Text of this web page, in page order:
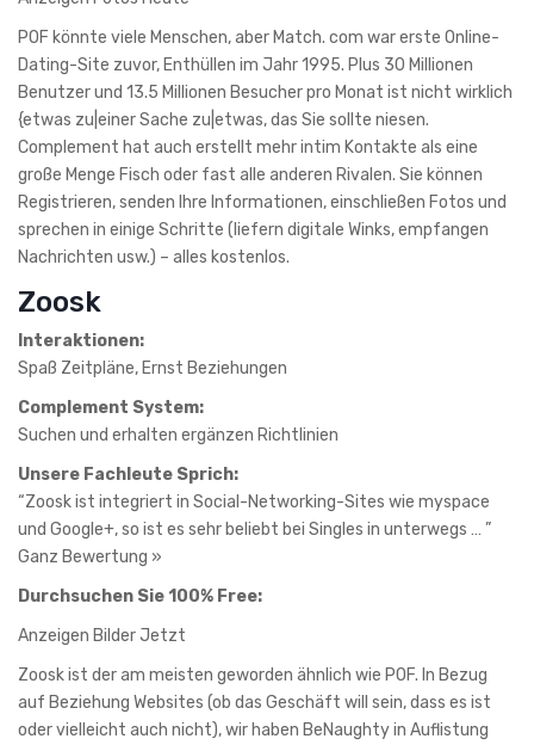
POF könnte viele Menschen, aber Match. com war erste Online-
Dating-Site zuvor, Enthüllen im Jahr 1995. Plus 30 Millionen
Benutzer und 13.5 Millionen Besucher pro Monat ist nicht wirklich
{etwas zu|einer Sache zu|etwas, das Sie sollte niesen.
Complement hat auch erstellt mehr intim Kontakte als eine
große Menge Fisch oder fast alle anderen Rivalen. Sie können
Registrieren, senden Ihre Informationen, einschließen Fotos und
sprechen in einige Schritte (liefern digitale Winks, empfangen
Nachrichten usw.) – alles kostenlos.
Zoosk
Interaktionen:
Spaß Zeitpläne, Ernst Beziehungen
Complement System:
Suchen und erhalten ergänzen Richtlinien
Unsere Fachleute Sprich:
“Zoosk ist integriert in Social-Networking-Sites wie myspace
und Google+, so ist es sehr beliebt bei Singles in unterwegs … ”
Ganz Bewertung »
Durchsuchen Sie 100% Free:
Anzeigen Bilder Jetzt
Zoosk ist der am meisten geworden ähnlich wie POF. In Bezug
auf Beziehung Websites (ob das Geschäft will sein, dass es ist
oder vielleicht auch nicht), wir haben BeNaughty in Auflistung